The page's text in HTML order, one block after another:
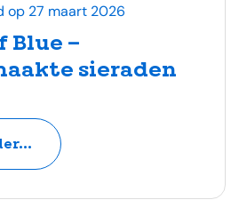
Blue –
sieraden
op 27 maart 2026